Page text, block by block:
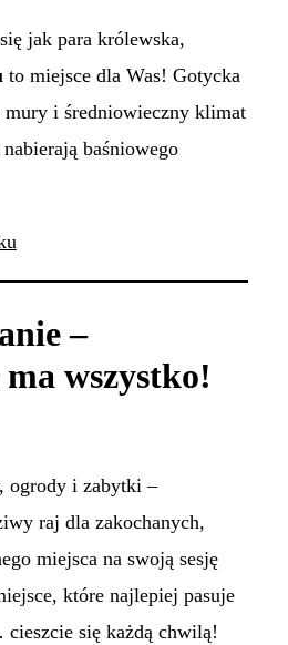
jak para królewska,
to miejsce dla Was! Gotycka
mury i średniowieczny klimat
baśniowego
–
wszystko!
ogrody i zabytki –
raj dla zakochanych,
miejsca na swoją sesję
które najlepiej pasuje
się każdą chwilą!